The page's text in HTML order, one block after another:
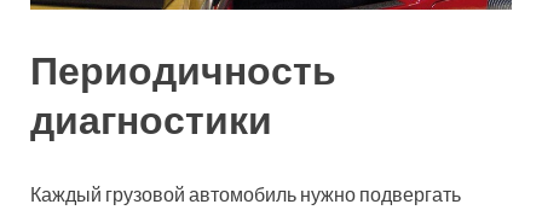
Периодичность
диагностики
Каждый грузовой автомобиль нужно подвергать